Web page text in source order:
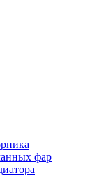
фар